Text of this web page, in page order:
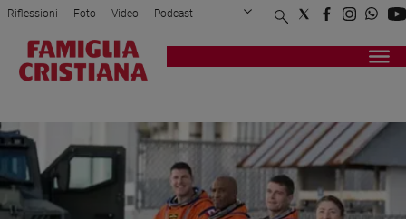
Attualità
Politica
Mondo
Economia
Legalità
Riflessioni Foto Video Podcast
Privacy Policy Chi siamo
Registrati Redazione